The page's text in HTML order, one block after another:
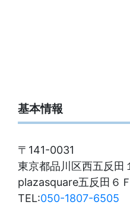
基本情報
〒141-0031
東京都品川区西五反
plazasquare五反田６Ｆ
TEL:050-1807-6505